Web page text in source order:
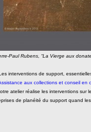
Paul Rubens, “La Vierge aux
interventions de support,
aux collections et conseil en
atelier réalise les interventions sur
de planéité du support quand